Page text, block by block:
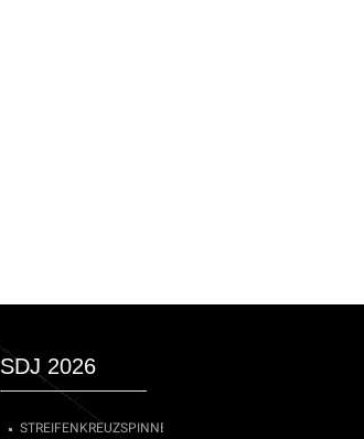
SDJ 2026
STREIFENKREUZSPINNE